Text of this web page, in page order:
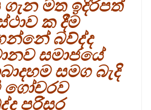
මත ඉදිරිපත්
ක දීම
බව්ද්ද
සමාජයේ
සමග බැදි
ගෝචරව
පරිසර